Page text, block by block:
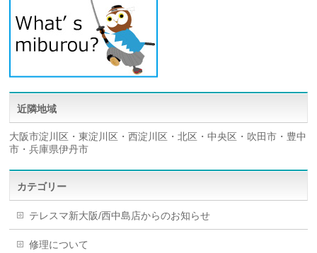
近隣地域
大阪市淀川区・東淀川区・西淀川区・北区・中央区・吹田市・豊中
市・兵庫県伊丹市
カテゴリー
テレスマ新大阪/西中島店からのお知らせ
修理について